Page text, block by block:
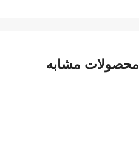
محصولات مشابه